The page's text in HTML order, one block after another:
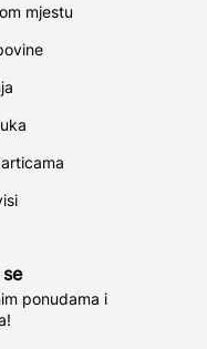
mjestu
ponudama i